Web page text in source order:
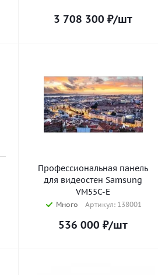
3 708 300 ₽/шт
Профессиональная панель
для видеостен Samsung
VM55C-E
Много Артикул: 138001
536 000 ₽/шт